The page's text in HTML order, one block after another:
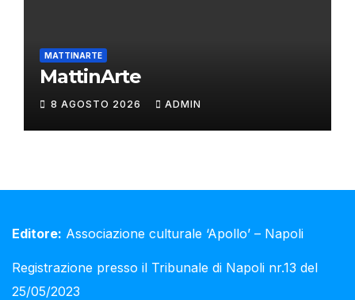
MATTINARTE
MattinArte
8 AGOSTO 2026 ADMIN
Editore: Associazione culturale ‘Apollo’ – Napoli
Registrazione presso il Tribunale di Napoli nr.13 del
25/05/2023